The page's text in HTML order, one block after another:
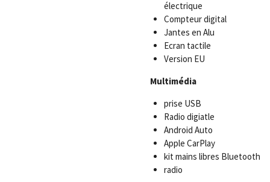
électrique
Compteur digital
Jantes en Alu
Ecran tactile
Version EU
Multimédia
prise USB
Radio digiatle
Android Auto
Apple CarPlay
kit mains libres Bluetooth
radio